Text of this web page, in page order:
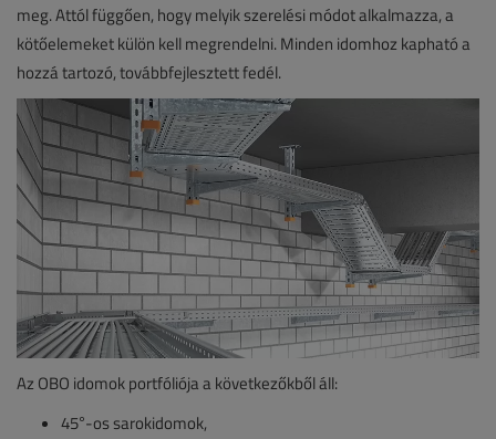
meg. Attól függően, hogy melyik szerelési módot alkalmazza, a
kötőelemeket külön kell megrendelni. Minden idomhoz kapható a
hozzá tartozó, továbbfejlesztett fedél.
Az OBO idomok portfóliója a következőkből áll:
45°-os sarokidomok,